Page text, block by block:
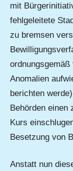
mit
fehlgeleitete
zu bremsen
Anomalien
berichten
Behörden einen
Kurs
Besetzung von
Anstatt nun